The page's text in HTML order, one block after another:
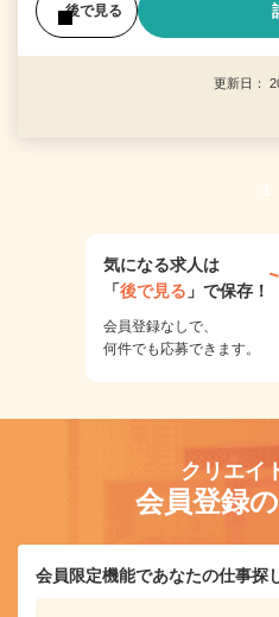
後で見る
更新日：
1
気になる求人は
「後で見る 」で保存！
会員登録なしで、
何件でも応募できます。
クリエイ
会員登録
会員限定機能であなたの仕事探